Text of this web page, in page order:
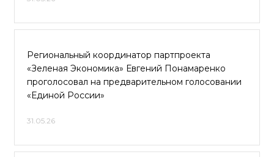
Региональный координатор партпроекта
«Зеленая Экономика» Евгений Понамаренко
проголосовал на предварительном голосовании
«Единой России»
31.05.26